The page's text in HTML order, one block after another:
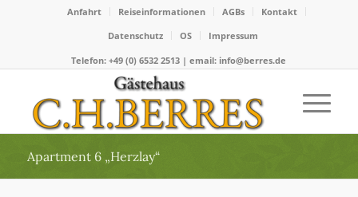
Anfahrt Reiseinformationen AGBs
Kontakt
Datenschutz
OS Impressum
Telefon: +49 (0) 6532 2513 | email: info@berres.de
Apartment 6 „Herzlay“